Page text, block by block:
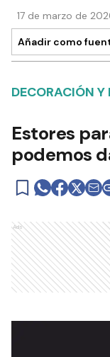
17 de marzo de
Añadir como
DECORACIÓN
Estores
podemos
Ads